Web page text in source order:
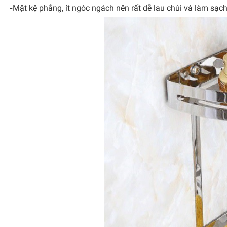
-Mặt kệ phẳng, ít ngóc ngách nên rất dễ lau chùi và làm